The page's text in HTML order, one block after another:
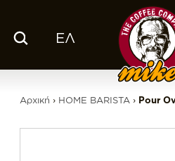
ΕΛ
Ο ΚΑΦΕΣ ΜΑΣ
FRANCHISE
Αρχική › HOME BARISTA › Pour